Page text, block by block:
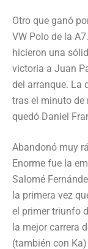
Otro que ganó
VW Polo de la
hicieron una
victoria a Juan
del arranque. La
tras el minuto de
quedó Daniel
Abandonó muy
Enorme fue la
Salomé
la primera vez
el primer triunfo
la mejor carrera
(también con